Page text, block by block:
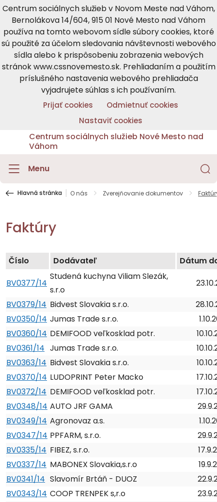
Centrum sociálnych služieb v Novom Meste nad Váhom,
Bernolákova 14/604, 915 01 Nové Mesto nad Váhom
používa na tomto webovom sídle súbory cookies, ktoré
sú použité za účelom sledovania návštevnosti webového
sídla alebo k prispôsobeniu zobrazenia webových
stránok www.cssnovemesto.sk. Prehliadaním a použitím
príslušného nastavenia webového prehliadača
vyjadrujete súhlas s ich používaním.
Prijať cookies
Odmietnuť cookies
Nastaviť cookies
Centrum sociálnych služieb Nové Mesto nad
Váhom
Menu
Hlavná stránka O nás Zverejňovanie dokumentov
Faktúry
Číslo Dodávateľ
Dátum
BV0377/14
Studená kuchyna Viliam Slezák,
s.r.o
BV0379/14 Bidvest Slovakia s.r.o.
BV0350/14 Jumas Trade s.r.o.
BV0360/14 DEMIFOOD veľkosklad potr.
BV0361/14 Jumas Trade s.r.o.
BV0363/14 Bidvest Slovakia s.r.o.
BV0370/14 LUDOPRINT Peter Macko
BV0372/14 DEMIFOOD veľkosklad potr.
BV0348/14 AUTO JRF GAMA
BV0349/14 Agronovaz a.s.
BV0347/14 PPFARM, s.r.o.
BV0335/14 FIBEZ, s.r.o.
BV0337/14 MABONEX Slovakia,s.r.o
BV0341/14 Slavomír Brtáň - DUOZ
BV0343/14 COOP TRENPEK s,r.o